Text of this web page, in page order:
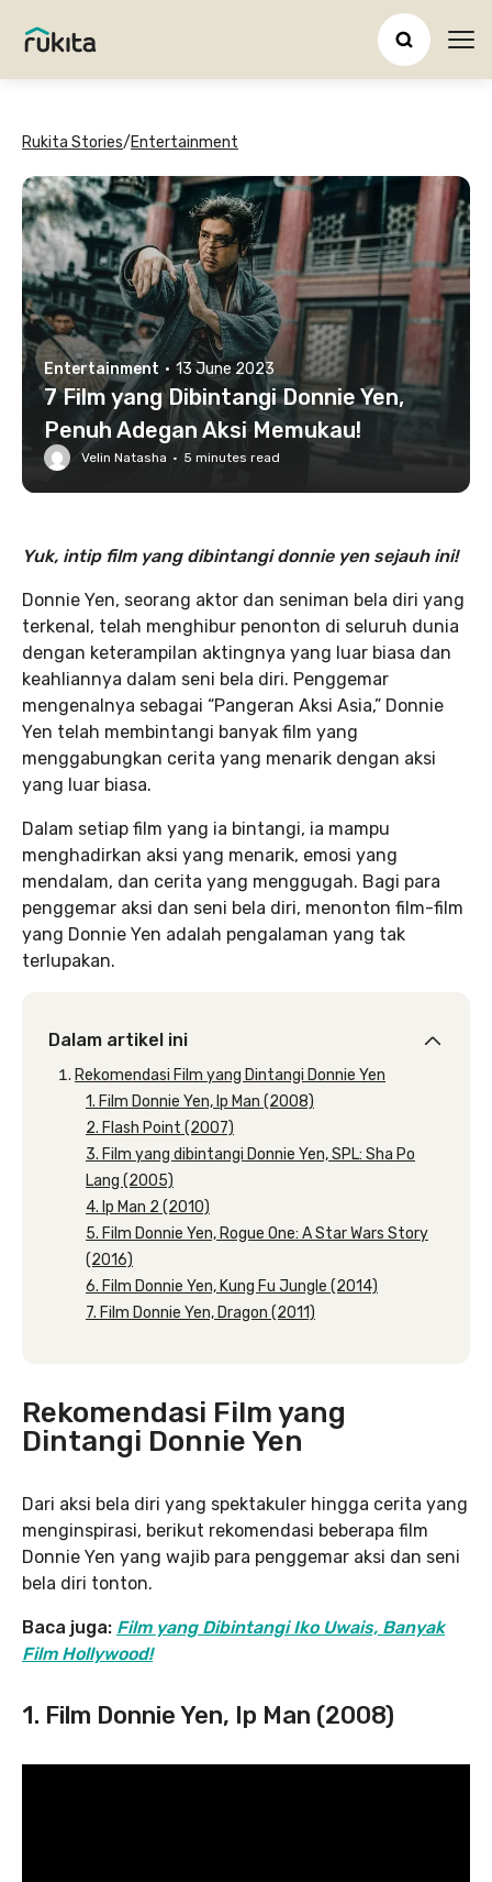
Rukita Stories/Entertainment
Entertainment · 13 June 2023
7 Film yang Dibintangi Donnie Yen,
Penuh Adegan Aksi Memukau!
Velin Natasha · 5 minutes read
Yuk, intip film yang dibintangi donnie yen sejauh ini!
Donnie Yen, seorang aktor dan seniman bela diri yang
terkenal, telah menghibur penonton di seluruh dunia
dengan keterampilan aktingnya yang luar biasa dan
keahliannya dalam seni bela diri. Penggemar
mengenalnya sebagai “Pangeran Aksi Asia,” Donnie
Yen telah membintangi banyak film yang
menggabungkan cerita yang menarik dengan aksi
yang luar biasa.
Dalam setiap film yang ia bintangi, ia mampu
menghadirkan aksi yang menarik, emosi yang
mendalam, dan cerita yang menggugah. Bagi para
penggemar aksi dan seni bela diri, menonton film-film
yang Donnie Yen adalah pengalaman yang tak
terlupakan.
Dalam artikel ini
Rekomendasi Film yang Dintangi Donnie Yen
1. Film Donnie Yen, Ip Man (2008)
2. Flash Point (2007)
3. Film yang dibintangi Donnie Yen, SPL: Sha Po
Lang (2005)
4. Ip Man 2 (2010)
5. Film Donnie Yen, Rogue One: A Star Wars Story
(2016)
6. Film Donnie Yen, Kung Fu Jungle (2014)
7. Film Donnie Yen, Dragon (2011)
Rekomendasi Film yang
Dintangi Donnie Yen
Dari aksi bela diri yang spektakuler hingga cerita yang
menginspirasi, berikut rekomendasi beberapa film
Donnie Yen yang wajib para penggemar aksi dan seni
bela diri tonton.
Baca juga: Film yang Dibintangi Iko Uwais, Banyak
Film Hollywood!
1. Film Donnie Yen, Ip Man (2008)